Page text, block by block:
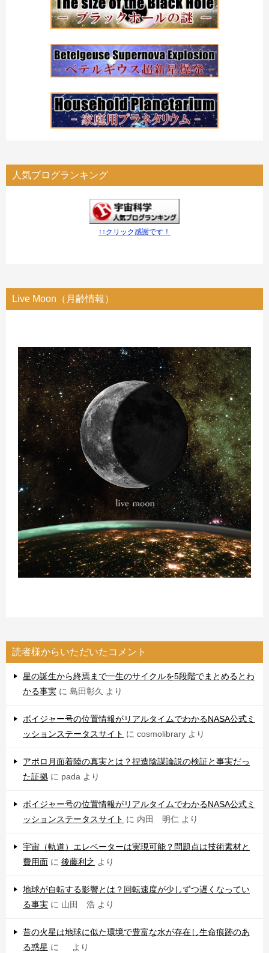
人気ブログランキング
↑↑クリック感謝です！
Live Moon（月齢情報）
読者様からいただいたコメント
星の誕生から終焉まで一生のサイクルを5段階でまとめるとわ
かる事実 に 島田彰久 より
ボイジャー号の位置情報がリアルタイムでわかるNASA公式ミ
ッションステータスサイト に cosmolibrary より
アポロ月面着陸の真実とは？捏造陰謀論説の検証と事実だっ
た証拠 に pada より
ボイジャー号の位置情報がリアルタイムでわかるNASA公式ミ
ッションステータスサイト に 内田 明仁 より
宇宙（軌道）エレベーターは実現可能？問題点は技術素材と
費用面 に 後藤利之 より
地球が自転する影響とは？回転速度が少しずつ遅くなってい
る事実 に 山田 浩 より
昔の火星は地球に似た環境で豊富な水が存在し生命痕跡のあ
る惑星 に より